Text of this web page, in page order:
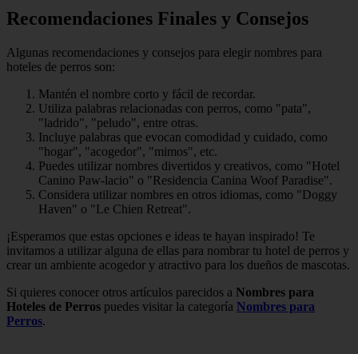
Recomendaciones Finales y Consejos
Algunas recomendaciones y consejos para elegir nombres para
hoteles de perros son:
Mantén el nombre corto y fácil de recordar.
Utiliza palabras relacionadas con perros, como "pata",
"ladrido", "peludo", entre otras.
Incluye palabras que evocan comodidad y cuidado, como
"hogar", "acogedor", "mimos", etc.
Puedes utilizar nombres divertidos y creativos, como "Hotel
Canino Paw-lacio" o "Residencia Canina Woof Paradise".
Considera utilizar nombres en otros idiomas, como "Doggy
Haven" o "Le Chien Retreat".
¡Esperamos que estas opciones e ideas te hayan inspirado! Te
invitamos a utilizar alguna de ellas para nombrar tu hotel de perros y
crear un ambiente acogedor y atractivo para los dueños de mascotas.
Si quieres conocer otros artículos parecidos a Nombres para
Hoteles de Perros puedes visitar la categoría Nombres para
Perros.